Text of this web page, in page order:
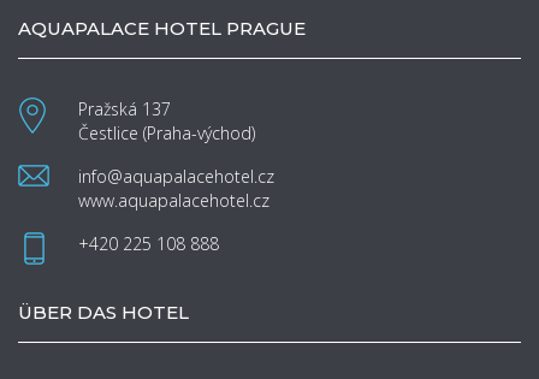
AQUAPALACE HOTEL PRAGUE
Pražská 137
Čestlice (Praha-východ)
info@aquapalacehotel.cz
www.aquapalacehotel.cz
+420 225 108 888
ÜBER DAS HOTEL